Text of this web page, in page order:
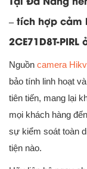
– tích hợp cảm
2CE71D8T-PIRL
Nguồn camera
bảo tính linh hoạt
tiên tiến, mang lại
mọi khách hàng
sự kiểm soát toàn
tiện nào.